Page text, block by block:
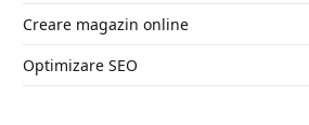
Creare magazin online
Optimizare SEO